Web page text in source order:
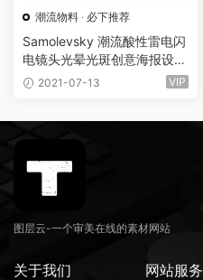
潮流物料 · 必下推荐
Samolevsky 潮流酸性雷电闪
电镜头光晕光斑创意海报设计
背景图片素材套装（4311）
2021-07-13 VIP
图层云-一个审美在线的素材网站
关于我们 网站服务